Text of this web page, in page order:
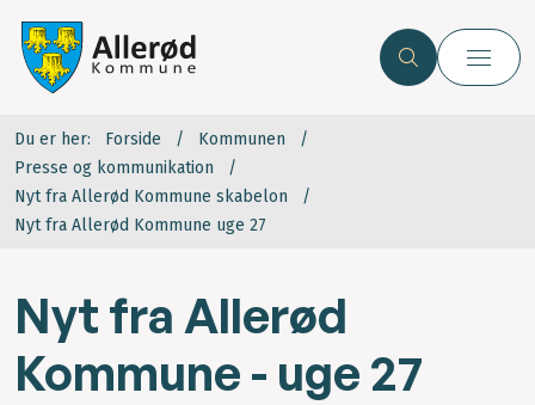
Du er her: Forside
Kommunen
Presse og kommunikation
Nyt fra Allerød Kommune skabelon
Nyt fra Allerød Kommune uge 27
Nyt fra Allerød
Kommune - uge 27